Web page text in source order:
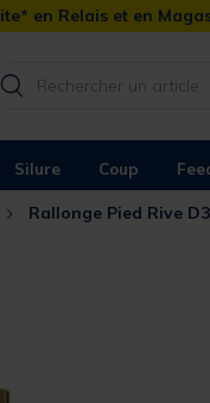
en Relais et en
Silure Coup
Rallonge Pied Rive